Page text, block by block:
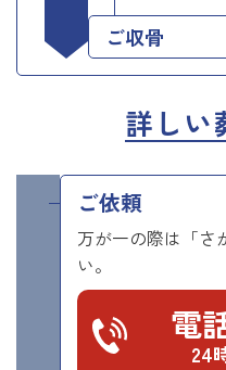
ご収骨
詳しい
ご依頼
万が一の際は「さ
い。
電
24